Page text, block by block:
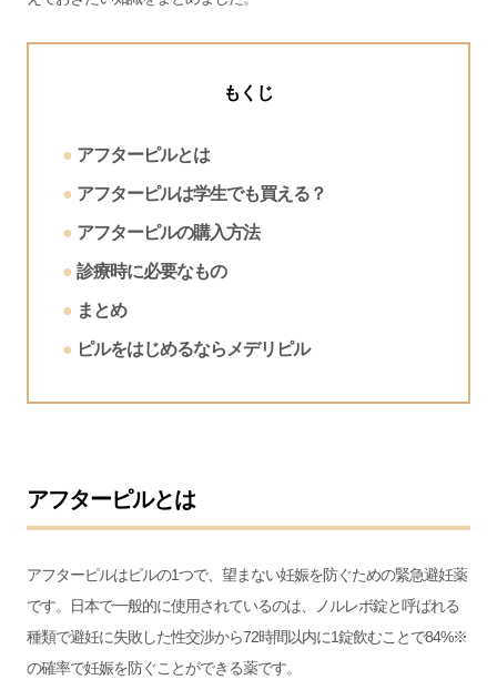
もくじ
アフターピルとは
アフターピルは学生でも買える？
アフターピルの購入方法
診療時に必要なもの
まとめ
ピルをはじめるならメデリピル
アフターピルとは
アフターピルはピルの1つで、望まない妊娠を防ぐための緊急避妊薬
です。日本で一般的に使用されているのは、ノルレボ錠と呼ばれる
種類で避妊に失敗した性交渉から72時間以内に1錠飲むことで84%※
の確率で妊娠を防ぐことができる薬です。